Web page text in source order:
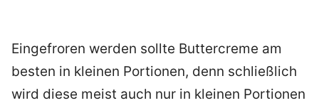
Eingefroren werden sollte Buttercreme am
besten in kleinen Portionen, denn schließlich
wird diese meist auch nur in kleinen Portionen